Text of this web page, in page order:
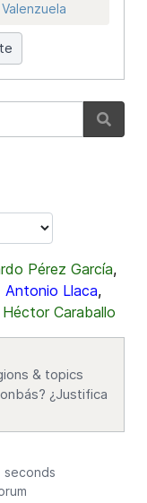
Valenzuela
Pérez García,
Antonio Llaca,
Héctor Caraballo
& topics
¿Justifica
seconds